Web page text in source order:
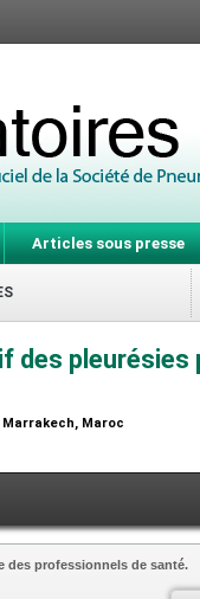
Articles sous presse
des
Maroc
des professionnels de santé.